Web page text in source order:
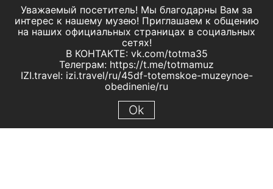
Уважаемый посетитель! Мы благодарны Вам за
интерес к нашему музею! Приглашаем к общению
на наших официальных страницах в социальных
сетях!
В КОНТАКТЕ: vk.com/totma35
Телеграм: https://t.me/totmamuz
IZI.travel: izi.travel/ru/45df-totemskoe-muzeynoe-
obedinenie/ru
Ok